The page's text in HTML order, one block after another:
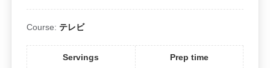
Course: テレビ
Servings
Prep time